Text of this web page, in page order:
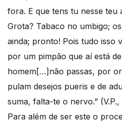
fora. E que tens tu nesse teu
Grota? Tabaco no umbigo;
ainda; pronto! Pois tudo isso
por um pimpão que aí está
homem[…]não passas, por
pulam desejos pueris e de
suma, falta-te o nervo.”
Para além de ser este o